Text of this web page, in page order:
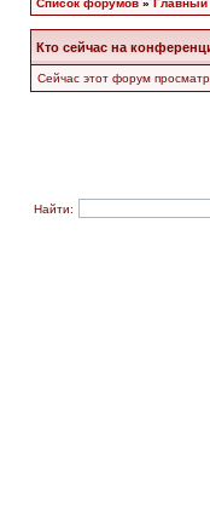
Список форумов » Главный
Кто сейчас на
Сейчас этот форум
Найти: